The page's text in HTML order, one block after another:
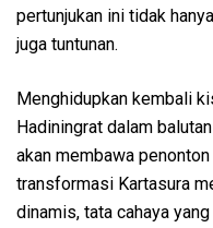
pertunjukan ini tidak
juga tuntunan.
Menghidupkan kembali
Hadiningrat dalam
akan membawa
transformasi Kartasura
dinamis, tata cahaya